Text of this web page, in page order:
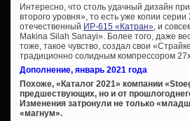
Интересно, что столь удачный дизайн
второго уровня», то есть уже копии
отечественный ИР-615 «Катран», и
Makina Silah Sanayi». Более того, даже
тоже, такое чувство, создал свои
традиционно солидным компрессором
Дополнение, январь 2021 года
Похоже, «Каталог 2021» компании
предшествующих, но и от
Изменения затронули не только
«магнум».